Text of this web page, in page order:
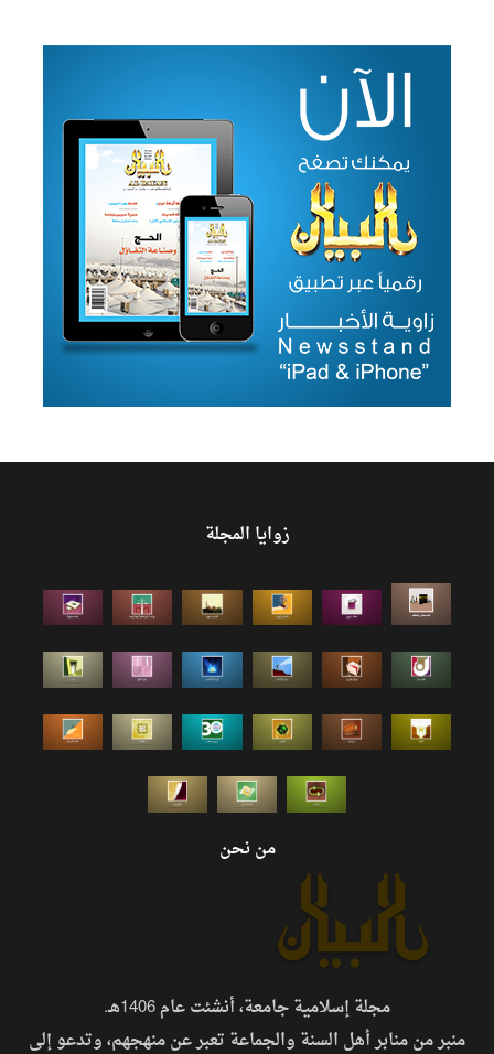
زوايا المجلة
من نحن
مجلة إسلامية جامعة، أنشئت عام 1406هـ.
منبر من منابر أهل السنة والجماعة تعبر عن منهجهم، وتدعو إلى